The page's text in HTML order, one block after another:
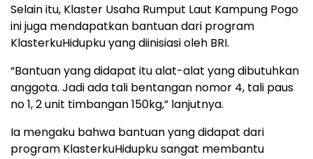
Selain itu, Klaster Usaha Rumput Laut Kampung Pogo
ini juga mendapatkan bantuan dari program
KlasterkuHidupku yang diinisiasi oleh BRI.
“Bantuan yang didapat itu alat-alat yang dibutuhkan
anggota. Jadi ada tali bentangan nomor 4, tali paus
no 1, 2 unit timbangan 150kg,” lanjutnya.
Ia mengaku bahwa bantuan yang didapat dari
program KlasterkuHidupku sangat membantu